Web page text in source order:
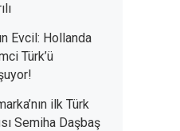
Evcil: Hollanda
Türk’ü
ilk Türk
Semiha Daşbaş